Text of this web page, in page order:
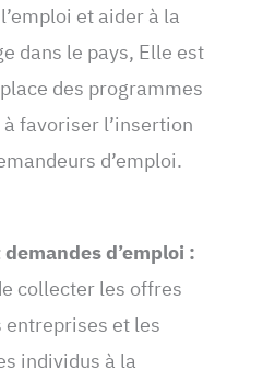
et aider à la
dans le pays, Elle est
des programmes
favoriser l’insertion
d’emploi.
d’emploi :
collecter les offres
entreprises et les
individus à la